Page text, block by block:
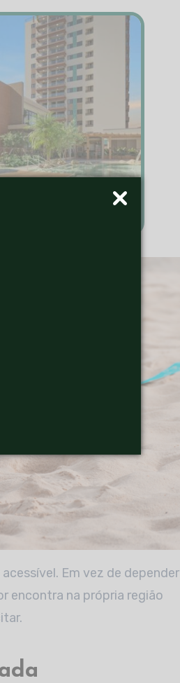
Em vez de depender
encontra na própria região